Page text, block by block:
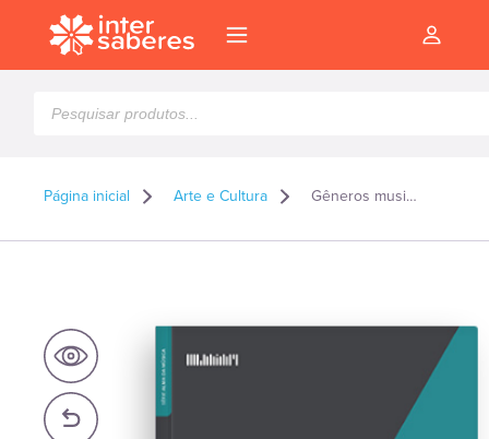
produtos
Página inicial Arte e Cultura Gêneros musicais